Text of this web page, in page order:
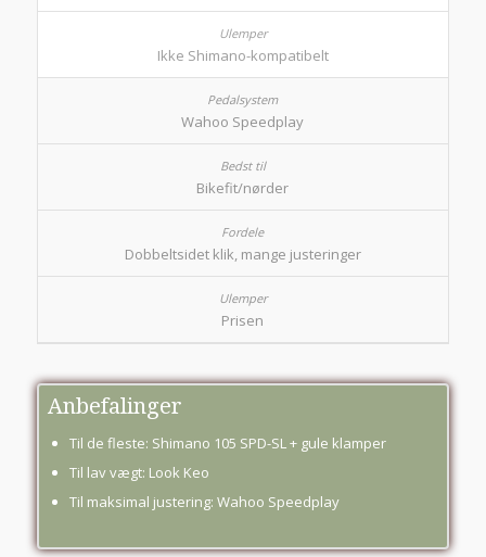
Ikke Shimano-kompatibelt
Wahoo Speedplay
Bikefit/nørder
Dobbeltsidet klik, mange justeringer
Prisen
Anbefalinger
Til de fleste: Shimano 105 SPD-SL + gule klamper
Til lav vægt: Look Keo
Til maksimal justering: Wahoo Speedplay